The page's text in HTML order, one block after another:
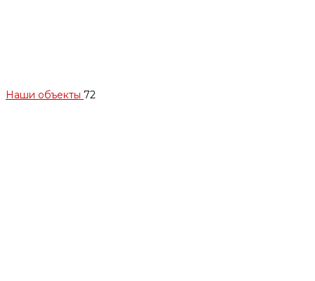
Наши объекты 72